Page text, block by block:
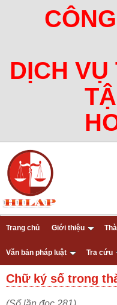
DỊCH
Trang chủ Giới thiệu
Văn bản pháp luật Tra cứu
Chữ ký số trong